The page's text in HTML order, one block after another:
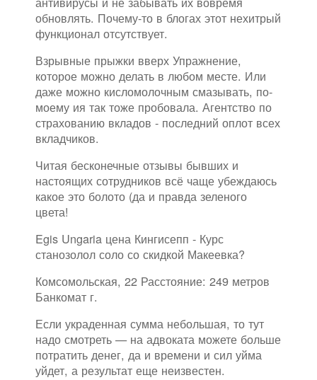
обновлять. Почему-то в блогах этот нехитрый
функционал отсутствует.
Взрывные прыжки вверх Упражнение,
которое можно делать в любом месте. Или
даже можно кисломолочным смазывать, по-
моему ия так тоже пробовала. Агентство по
страхованию вкладов - последний оплот всех
вкладчиков.
Читая бесконечные отзывы бывших и
настоящих сотрудников всё чаще убеждаюсь
какое это болото (да и правда зеленого
цвета!
Egis Ungaria цена Кингисепп - Курс
станозолол соло со скидкой Макеевка?
Комсомольская, 22 Расстояние: 249 метров
Банкомат г.
Если украденная сумма небольшая, то тут
надо смотреть — на адвоката можете больше
потратить денег, да и времени и сил уйма
уйдет, а результат еще неизвестен.